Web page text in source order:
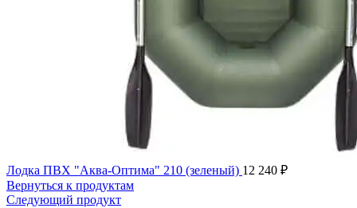
Лодка ПВХ "Аква-Оптима" 210 (зеленый) 12 240 ₽
Вернуться к продуктам
Следующий продукт